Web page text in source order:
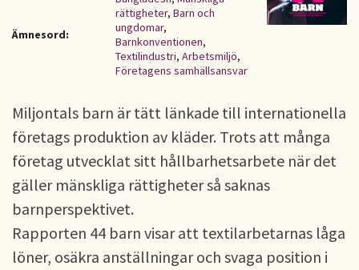
Ämnesord:
rättigheter, Barn och
ungdomar,
Barnkonventionen,
Textilindustri, Arbetsmiljö,
Företagens samhällsansvar
Miljontals barn är tätt länkade till internationella
företags produktion av kläder. Trots att många
företag utvecklat sitt hållbarhetsarbete när det
gäller mänskliga rättigheter så saknas
barnperspektivet.
Rapporten 44 barn visar att textilarbetarnas låga
löner, osäkra anställningar och svaga position i